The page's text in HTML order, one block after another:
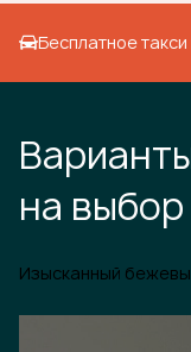
Бесплатное
на выбор
Изысканный